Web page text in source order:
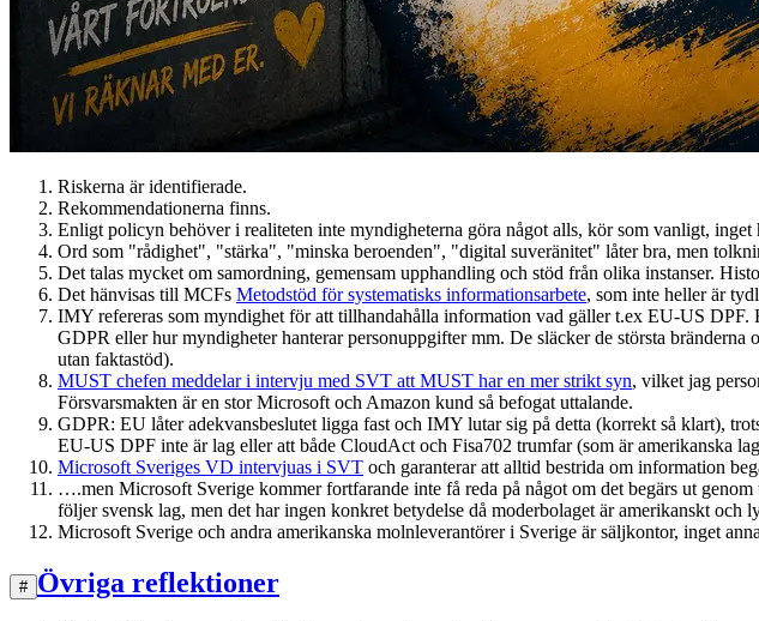
Riskerna är identifierade.
Rekommendationerna finns.
Enligt policyn behöver i realiteten inte myndigheterna göra något alls, kör som vanligt, inget
Ord som "rådighet", "stärka", "minska beroenden", "digital suveränitet" låter bra, men
Det talas mycket om samordning, gemensam upphandling och stöd från olika instanser.
Det hänvisas till MCFs Metodstöd för systematisks informationsarbete, som inte heller är
IMY refereras som myndighet för att tillhandahålla information vad gäller t.ex EU-US
GDPR eller hur myndigheter hanterar personuppgifter mm. De släcker de största
utan faktastöd).
MUST chefen meddelar i intervju med SVT att MUST har en mer strikt syn, vilket jag
Försvarsmakten är en stor Microsoft och Amazon kund så befogat uttalande.
GDPR: EU låter adekvansbeslutet ligga fast och IMY lutar sig på detta (korrekt så klart),
EU-US DPF inte är lag eller att både CloudAct och Fisa702 trumfar (som är amerikanska
Microsoft Sveriges VD intervjuas i SVT och garanterar att alltid bestrida om information
….men Microsoft Sverige kommer fortfarande inte få reda på något om det begärs ut
följer svensk lag, men det har ingen konkret betydelse då moderbolaget är amerikanskt
Microsoft Sverige och andra amerikanska molnleverantörer i Sverige är säljkontor, inget
# Övriga reflektioner